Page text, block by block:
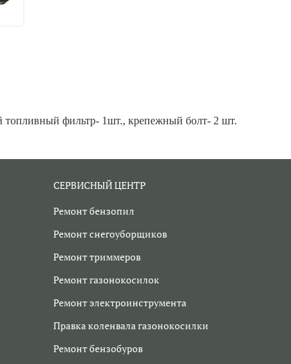
топливный фильтр- 1шт., крепежный болт- 2 шт.
СЕРВИСНЫЙ ЦЕНТР
Ремонт бензопил
Ремонт снегоуборщиков
Ремонт триммеров
Ремонт газонокосилок
Ремонт электроинструмента
Правка коленвала газонокосилки
Ремонт бензобуров